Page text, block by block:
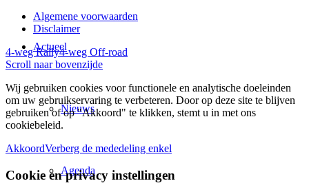
Actueel
Nieuws
Agenda
Algemene voorwaarden
Disclaimer
4-weg Rally4-weg Off-road
Scroll naar bovenzijde
Wij gebruiken cookies voor functionele en analytische doeleinden
om uw gebruikservaring te verbeteren. Door op deze site te blijven
gebruiken of op "Akkoord" te klikken, stemt u in met ons
cookiebeleid.
AkkoordVerberg de mededeling enkel
Cookie en privacy instellingen